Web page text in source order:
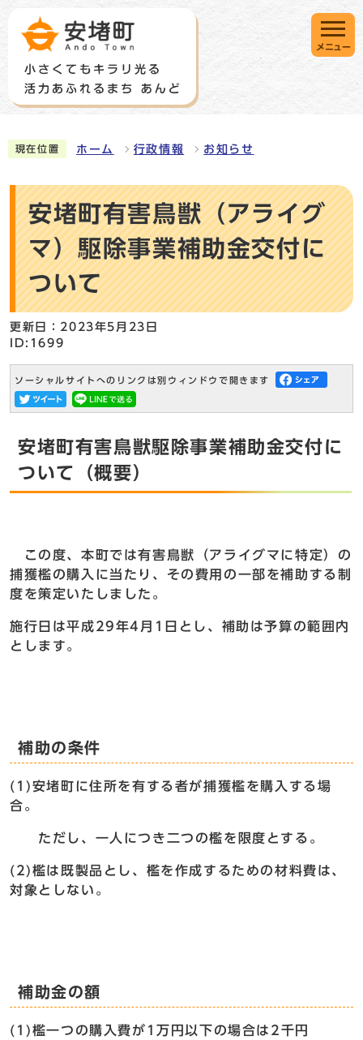
メニュー
現在位置 ホーム 行政情報 お知らせ
安堵町有害鳥獣（アライグ
マ）駆除事業補助金交付に
ついて
更新日：2023年5月23日
ID:1699
ソーシャルサイトへのリンクは別ウィンドウで開きます
安堵町有害鳥獣駆除事業補助金交付に
ついて（概要）
この度、本町では有害鳥獣（アライグマに特定）の
捕獲檻の購入に当たり、その費用の一部を補助する制
度を策定いたしました。
施行日は平成29年4月1日とし、補助は予算の範囲内
とします。
補助の条件
(1)安堵町に住所を有する者が捕獲檻を購入する場
合。
ただし、一人につき二つの檻を限度とする。
(2)檻は既製品とし、檻を作成するための材料費は、
対象としない。
補助金の額
(1)檻一つの購入費が1万円以下の場合は2千円